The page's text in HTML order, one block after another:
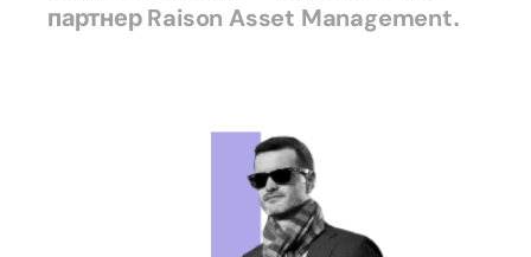
партнер Raison Asset Management.